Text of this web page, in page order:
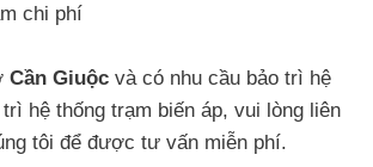
chi phí
Cần Giuộc và có nhu cầu bảo trì hệ
hệ thống trạm biến áp, vui lòng liên
tôi để được tư vấn miễn phí.